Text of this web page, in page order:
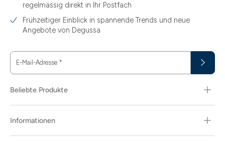
regelmässig direkt in Ihr Postfach
Frühzeitiger Einblick in spannende Trends und neue
Angebote von Degussa
E-Mail-Adresse *
Beliebte Produkte
Informationen